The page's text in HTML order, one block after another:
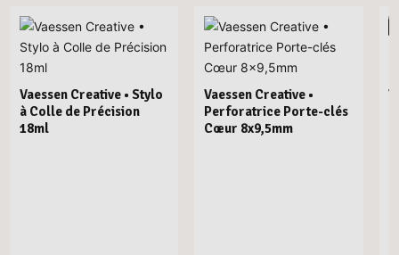
Vaessen Creative • Stylo
à Colle de Précision
18ml
Vaessen Creative •
Perforatrice Porte-clés
Cœur 8x9,5mm